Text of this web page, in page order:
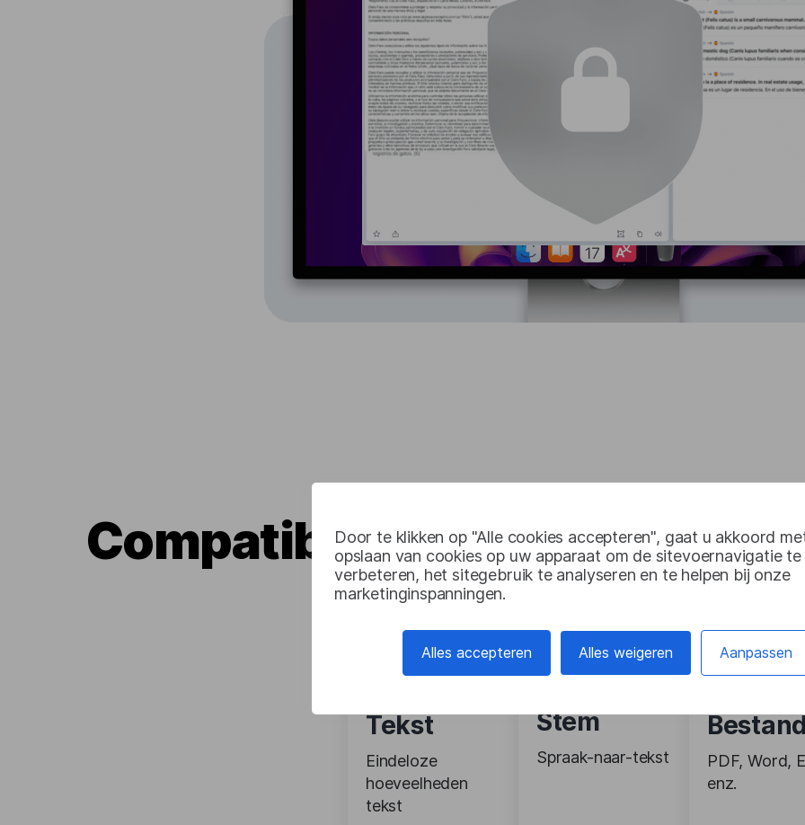
Door te klikken op "Alle cookies accepteren", gaat u akkoord
opslaan van cookies op uw apparaat om de sitevoernavigatie te
verbeteren, het sitegebruik te analyseren en te helpen bij onze
marketinginspanningen.
Alles accepteren Alles weigeren Aanpassen
Compatibel met Windows,
Tekst
Eindeloze
hoeveelheden
tekst
Stem
Spraak-naar-tekst
Bestand
PDF, Word,
enz.